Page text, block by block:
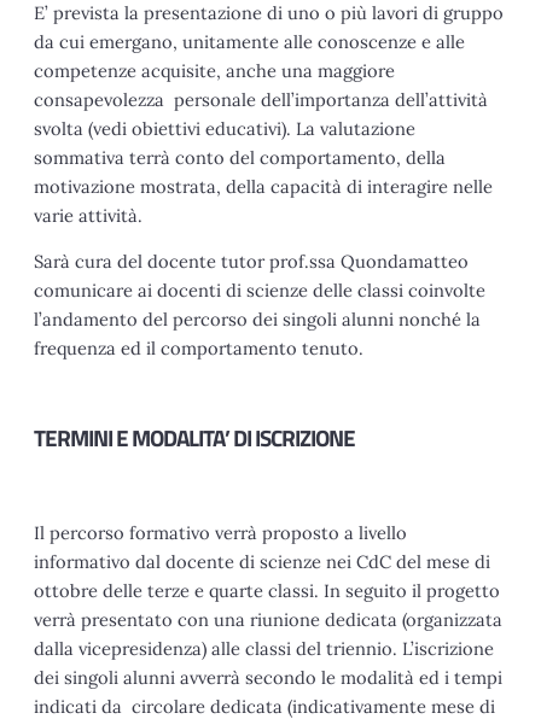
E’ prevista la presentazione di uno o più lavori di gruppo
da cui emergano, unitamente alle conoscenze e alle
competenze acquisite, anche una maggiore
consapevolezza personale dell’importanza dell’attività
svolta (vedi obiettivi educativi). La valutazione
sommativa terrà conto del comportamento, della
motivazione mostrata, della capacità di interagire nelle
varie attività.
Sarà cura del docente tutor prof.ssa Quondamatteo
comunicare ai docenti di scienze delle classi coinvolte
l’andamento del percorso dei singoli alunni nonché la
frequenza ed il comportamento tenuto.
TERMINI E MODALITA’ DI ISCRIZIONE
Il percorso formativo verrà proposto a livello
informativo dal docente di scienze nei CdC del mese di
ottobre delle terze e quarte classi. In seguito il progetto
verrà presentato con una riunione dedicata (organizzata
dalla vicepresidenza) alle classi del triennio. L’iscrizione
dei singoli alunni avverrà secondo le modalità ed i tempi
indicati da circolare dedicata (indicativamente mese di